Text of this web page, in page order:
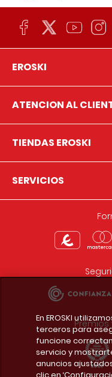
EROSKI
ATENCION AL
TIENDAS EROSKI
SERVICIOS
En EROSKI
terceros para
funcione
servicio y
anuncios
clic en